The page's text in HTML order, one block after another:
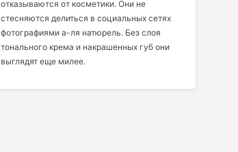
отказываются от косметики. Они не
стесняются делиться в социальных сетях
фотографиями а-ля натюрель. Без слоя
тонального крема и накрашенных губ они
выглядят еще милее.